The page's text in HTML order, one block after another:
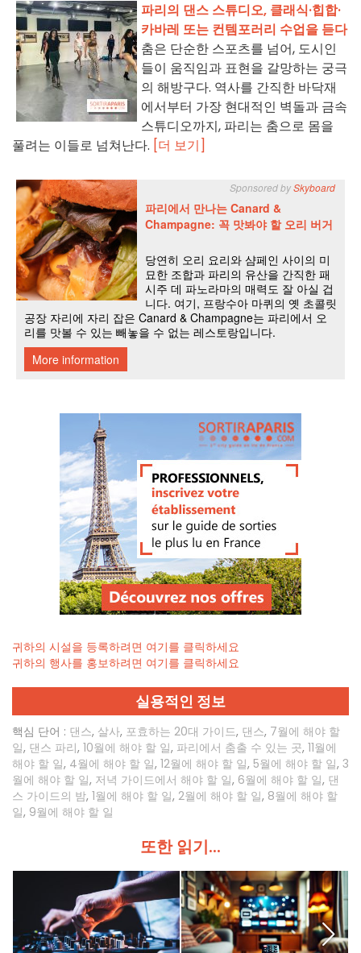
파리의 댄스 스튜디오, 클래식·힙합·
카바레 또는 컨템포러리 수업을 듣다
춤은 단순한 스포츠를 넘어, 도시인
들이 움직임과 표현을 갈망하는 궁극
의 해방구다. 역사를 간직한 바닥재
에서부터 가장 현대적인 벽돌과 금속
스튜디오까지, 파리는 춤으로 몸을
풀려는 이들로 넘쳐난다. [더 보기]
귀하의 시설을 등록하려면 여기를 클릭하세요
귀하의 행사를 홍보하려면 여기를 클릭하세요
실용적인 정보
핵심 단어 : 댄스, 살사, 포효하는 20대 가이드, 댄스, 7월에 해야 할
일, 댄스 파리, 10월에 해야 할 일, 파리에서 춤출 수 있는 곳, 11월에
해야 할 일, 4월에 해야 할 일, 12월에 해야 할 일, 5월에 해야 할 일, 3
월에 해야 할 일, 저녁 가이드에서 해야 할 일, 6월에 해야 할 일, 댄
스 가이드의 밤, 1월에 해야 할 일, 2월에 해야 할 일, 8월에 해야 할
일, 9월에 해야 할 일
또한 읽기...